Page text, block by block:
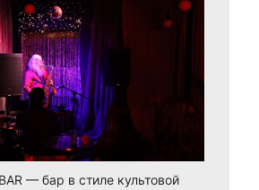
— бар в стиле культовой